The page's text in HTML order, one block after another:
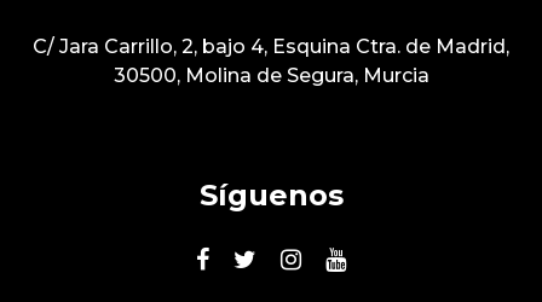
C/ Jara Carrillo, 2, bajo 4, Esquina Ctra. de Madrid,
30500, Molina de Segura, Murcia
Síguenos